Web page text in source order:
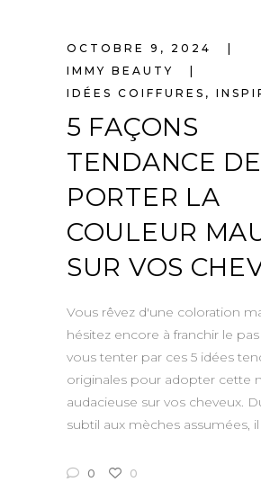
OCTOBRE 9, 2024
IMMY BEAUTY
IDÉES COIFFURES ,
5 FAÇONS
TENDANCE DE
PORTER LA
COULEUR
SUR VOS
Vous rêvez d'une coloration
hésitez encore à franchir le
vous tenter par ces 5 idées
originales pour adopter cette
audacieuse sur vos cheveux.
subtil aux mèches assumées, il
0 0